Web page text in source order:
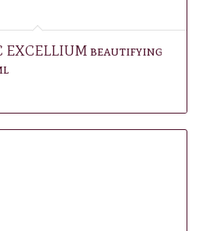
EXCELLIUM beautifying